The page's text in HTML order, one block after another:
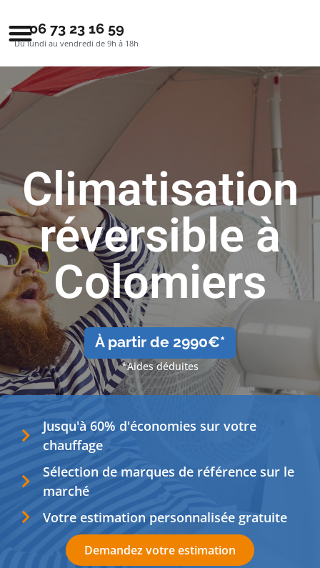
06 73 23 16 59
Du lundi au vendredi de 9h à 18h
Climatisation
réversible à
Colomiers
À partir de 2990€*
*Aides déduites
Jusqu'à 60% d'économies sur votre
chauffage
Sélection de marques de référence sur le
marché
Votre estimation personnalisée gratuite
Demandez votre estimation